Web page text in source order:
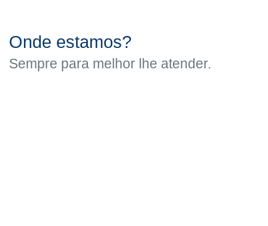
Onde estamos?
Sempre para melhor lhe atender.